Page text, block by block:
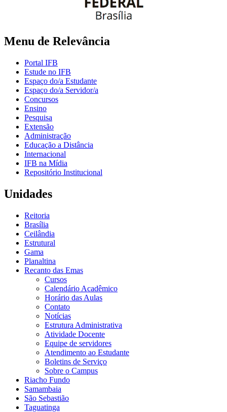
Menu de Relevância
Portal IFB
Estude no IFB
Espaço do/a Estudante
Espaço do/a Servidor/a
Concursos
Ensino
Pesquisa
Extensão
Administração
Educação a Distância
Internacional
IFB na Mídia
Repositório Institucional
Unidades
Reitoria
Brasília
Ceilândia
Estrutural
Gama
Planaltina
Recanto das Emas
Cursos
Calendário Acadêmico
Horário das Aulas
Contato
Notícias
Estrutura Administrativa
Atividade Docente
Equipe de servidores
Atendimento ao Estudante
Boletins de Serviço
Sobre o Campus
Riacho Fundo
Samambaia
São Sebastião
Taguatinga